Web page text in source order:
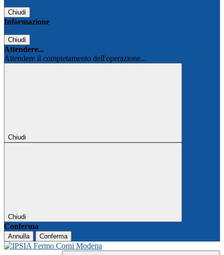
Chiudi
Informazione
Chiudi
Attendere...
Attendere il completamento dell'operazione...
Chiudi
Chiudi
Conferma
Annulla Conferma